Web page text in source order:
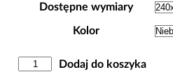
Dostępne wymiary
Kolor
ilość
Dodaj do koszyka